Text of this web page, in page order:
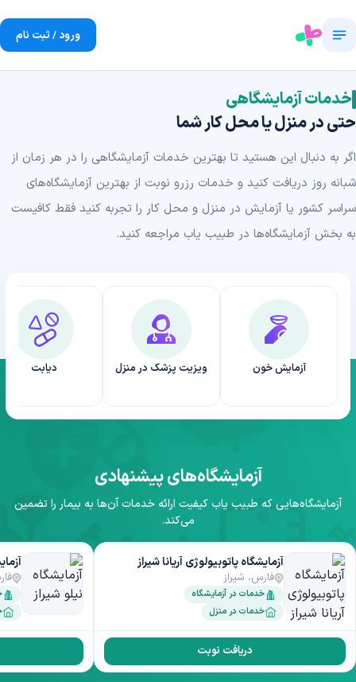
ورود / ثبت نام
خدمات آزمایشگاهی
حتی در منزل یا محل کار شما
اگر به دنبال این هستید تا بهترین خدمات آزمایشگاهی را در هر زمان از
شبانه روز دریافت کنید و خدمات رزرو نوبت از بهترین آزمایشگاه‌های
سراسر کشور یا آزمایش در منزل و محل کار را تجربه کنید فقط کافیست
به بخش آزمایشگاه‌ها در طبیب یاب مراجعه کنید.
آزمایش خون ویزیت پزشک در منزل دیابت
آزمایشگاه‌های پیشنهادی
آزمایشگاه‌هایی که طبیب یاب کیفیت ارائه خدمات آن‌ها به بیمار را تضمین
می‌کند.
آزمایشگاه پاتوبیولوژی آریانا شیراز
فارس، شیراز
خدمات در آزمایشگاه
خدمات در منزل
دریافت نوبت